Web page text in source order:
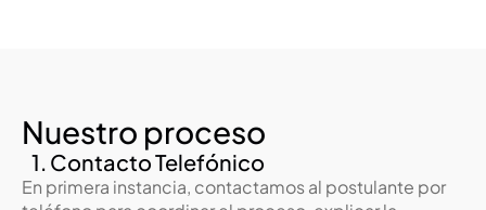
Nuestro proceso
   1. Contacto Telefónico
En primera instancia, contactamos al postulante por